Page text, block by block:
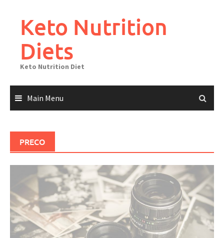
contentKeto Nutrition
Diets
Keto Nutrition Diet
Main Menu
PRECO